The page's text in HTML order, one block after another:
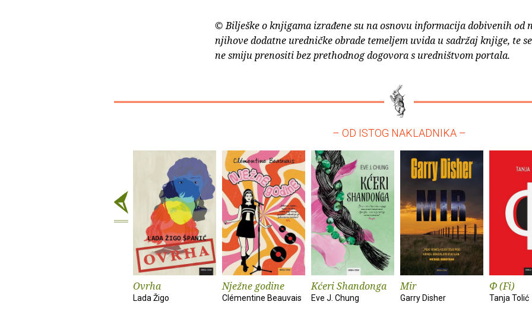
© Bilješke o knjigama izrađene su na osnovu informacija dobivenih od
njihove dodatne uredničke obrade temeljem uvida u sadržaj knjige, te
ne smiju prenositi bez prethodnog dogovora s uredništvom portala.
– OD ISTOG NAKLADNIKA –
Ovrha
Lada Žigo
Nježne godine
Clémentine Beauvais
Kćeri Shandonga
Eve J. Chung
Mir
Garry Disher
Φ (Fi)
Tanja Tolić